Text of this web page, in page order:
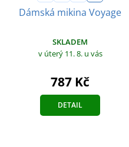
Dámská mikina Voyage
SKLADEM
v úterý 11. 8. u vás
787 Kč
DETAIL